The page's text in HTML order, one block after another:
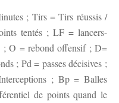
; Tirs = Tirs réussis /
tentés ; LF = lancers-
; O = rebond offensif ; D=
; Pd = passes décisives ;
; Bp = Balles
de points quand le